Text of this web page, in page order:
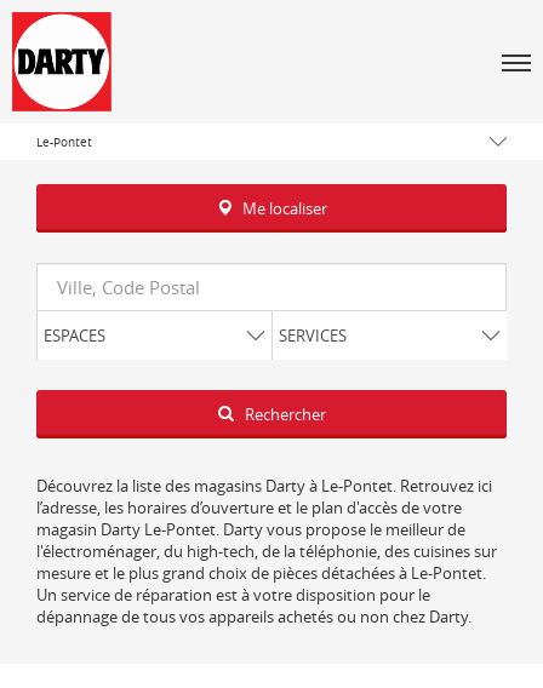
Tous les magasins Darty
Provence-Alpes-Côte d'Azur
Vaucluse
Le-Pontet
Me localiser
Requête
ESPACES SERVICES
Latitude
Longitude
Rechercher
Découvrez la liste des magasins Darty à Le-Pontet. Retrouvez ici
l’adresse, les horaires d’ouverture et le plan d'accès de votre
magasin Darty Le-Pontet. Darty vous propose le meilleur de
l'électroménager, du high-tech, de la téléphonie, des cuisines sur
mesure et le plus grand choix de pièces détachées à Le-Pontet.
Un service de réparation est à votre disposition pour le
dépannage de tous vos appareils achetés ou non chez Darty.